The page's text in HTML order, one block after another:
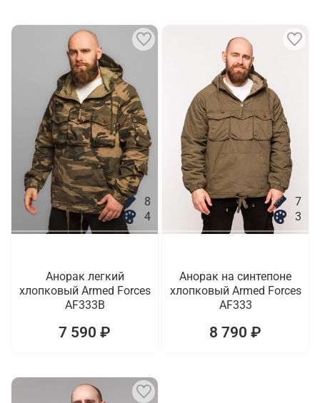
8
4
Анорак легкий
хлопковый Armed Forces
AF333B
7 590 ₽
7
3
Анорак на синтепоне
хлопковый Armed Forces
AF333
8 790 ₽